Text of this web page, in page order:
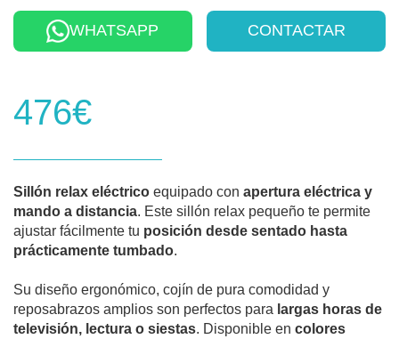
WHATSAPP CONTACTAR
476€
Sillón relax eléctrico equipado con apertura eléctrica y
mando a distancia. Este sillón relax pequeño te permite
ajustar fácilmente tu posición desde sentado hasta
prácticamente tumbado.
Su diseño ergonómico, cojín de pura comodidad y
reposabrazos amplios son perfectos para largas horas de
televisión, lectura o siestas. Disponible en colores